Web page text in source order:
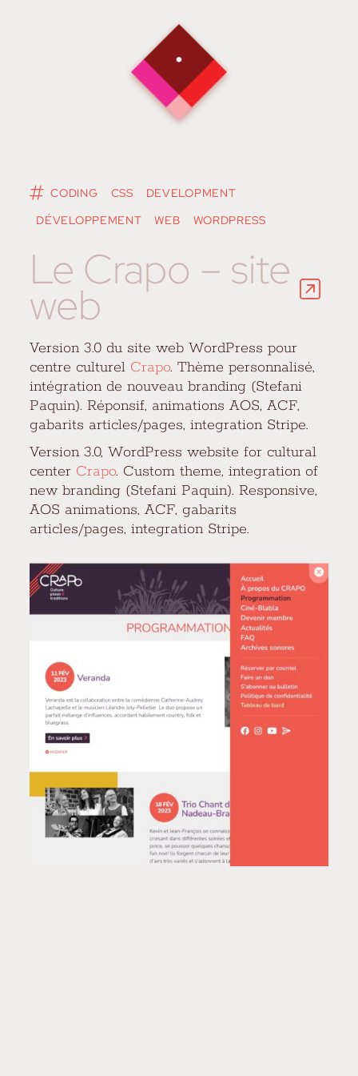
CODING CSS
DEVELOPMENT
DÉVELOPPEMENT
WEB WORDPRESS
Le Crapo – site
web
Version 3.0 du site web WordPress pour
centre culturel Crapo. Thème personnalisé,
intégration de nouveau branding (Stefani
Paquin). Réponsif, animations AOS, ACF,
gabarits articles/pages, integration Stripe.
Version 3.0, WordPress website for cultural
center Crapo. Custom theme, integration of
new branding (Stefani Paquin). Responsive,
AOS animations, ACF, gabarits
articles/pages, integration Stripe.